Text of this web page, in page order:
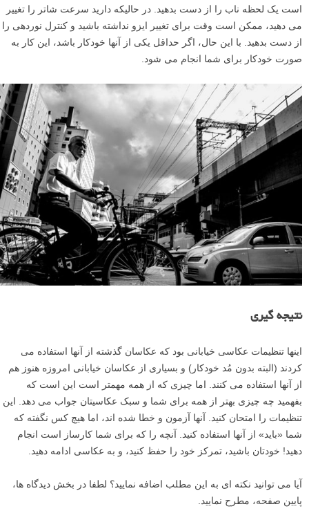
است یک لحظه ناب را از دست بدهید. در حالیکه دارید سرعت شاتر را تغییر
می دهید، ممکن است وقت برای تغییر ایزو نداشته باشید و کنترل نوردهی را
از دست بدهید. با این حال، اگر حداقل یکی از آنها خودکار باشد، این کار به
صورت خودکار برای شما انجام می شود.
نتیجه گیری
اینها تنظیمات عکاسی خیابانی بود که عکاسان گذشته از آنها استفاده می
کردند (البته بدون مُد خودکار) و بسیاری از عکاسان خیابانی امروزه هنوز هم
از آنها استفاده می کنند. اما چیزی که از همه مهمتر است این است که
بفهمید چه چیزی بهتر از همه برای شما و سبک عکاسیتان جواب می دهد. این
تنظیمات را امتحان کنید. آنها آزمون و خطا شده اند، اما هیچ کس نگفته که
شما «باید» از آنها استفاده کنید. آنچه را که برای شما کارساز است انجام
دهید! خودتان باشید، تمرکز خود را حفظ کنید، و به عکاسی ادامه دهید.
آیا می توانید نکته ای به این مطلب اضافه نمایید؟ لطفا در بخش دیدگاه ها،
پایین صفحه، مطرح نمایید.